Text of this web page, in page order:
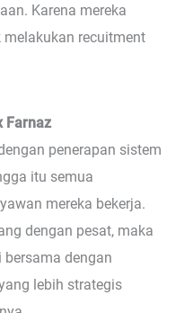
Karena mereka
recuitment
Farnaz
penerapan sistem
itu semua
mereka bekerja.
dengan pesat, maka
dengan
lebih strategis